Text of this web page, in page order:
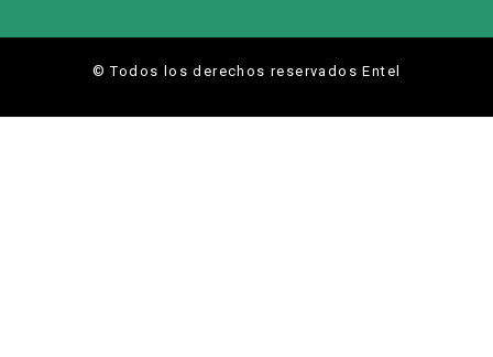
© Todos los derechos reservados Entel